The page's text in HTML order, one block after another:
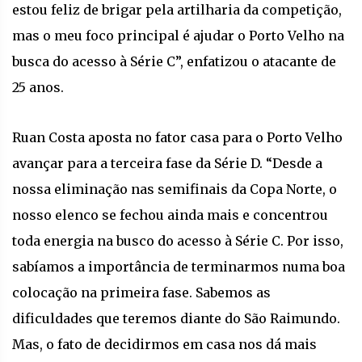
estou feliz de brigar pela artilharia da competição,
mas o meu foco principal é ajudar o Porto Velho na
busca do acesso à Série C”, enfatizou o atacante de
25 anos.
Ruan Costa aposta no fator casa para o Porto Velho
avançar para a terceira fase da Série D. “Desde a
nossa eliminação nas semifinais da Copa Norte, o
nosso elenco se fechou ainda mais e concentrou
toda energia na busco do acesso à Série C. Por isso,
sabíamos a importância de terminarmos numa boa
colocação na primeira fase. Sabemos as
dificuldades que teremos diante do São Raimundo.
Mas, o fato de decidirmos em casa nos dá mais